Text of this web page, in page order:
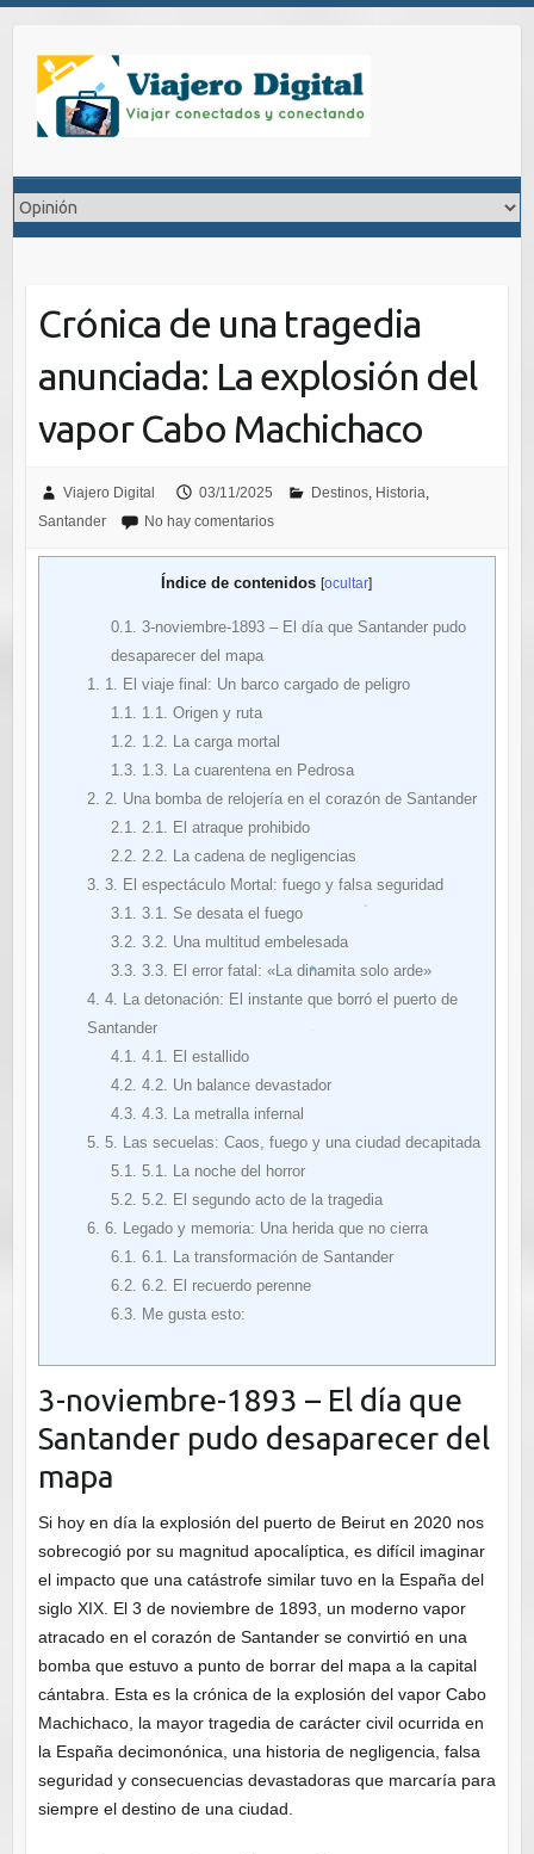
contenido
Crónica de una tragedia
anunciada: La explosión del
vapor Cabo Machichaco
Viajero Digital 03/11/2025 Destinos, Historia
Santander
No hay comentarios
Índice de contenidos [ocultar]
0.1. 3-noviembre-1893 – El día que Santander pudo
desaparecer del mapa
1. 1. El viaje final: Un barco cargado de peligro
1.1. 1.1. Origen y ruta
1.2. 1.2. La carga mortal
1.3. 1.3. La cuarentena en Pedrosa
2. 2. Una bomba de relojería en el corazón de Santander
2.1. 2.1. El atraque prohibido
2.2. 2.2. La cadena de negligencias
3. 3. El espectáculo Mortal: fuego y falsa seguridad
3.1. 3.1. Se desata el fuego
3.2. 3.2. Una multitud embelesada
3.3. 3.3. El error fatal: «La dinamita solo arde»
4. 4. La detonación: El instante que borró el puerto de
Santander
4.1. 4.1. El estallido
4.2. 4.2. Un balance devastador
4.3. 4.3. La metralla infernal
5. 5. Las secuelas: Caos, fuego y una ciudad decapitada
5.1. 5.1. La noche del horror
5.2. 5.2. El segundo acto de la tragedia
6. 6. Legado y memoria: Una herida que no cierra
6.1. 6.1. La transformación de Santander
6.2. 6.2. El recuerdo perenne
6.3. Me gusta esto:
3-noviembre-1893 – El día que
Santander pudo desaparecer del
mapa
Si hoy en día la explosión del puerto de Beirut en 2020 nos
sobrecogió por su magnitud apocalíptica, es difícil imaginar
el impacto que una catástrofe similar tuvo en la España del
siglo XIX. El 3 de noviembre de 1893, un moderno vapor
atracado en el corazón de Santander se convirtió en una
bomba que estuvo a punto de borrar del mapa a la capital
cántabra. Esta es la crónica de la explosión del vapor Cabo
Machichaco, la mayor tragedia de carácter civil ocurrida en
la España decimonónica, una historia de negligencia, falsa
seguridad y consecuencias devastadoras que marcaría para
siempre el destino de una ciudad.